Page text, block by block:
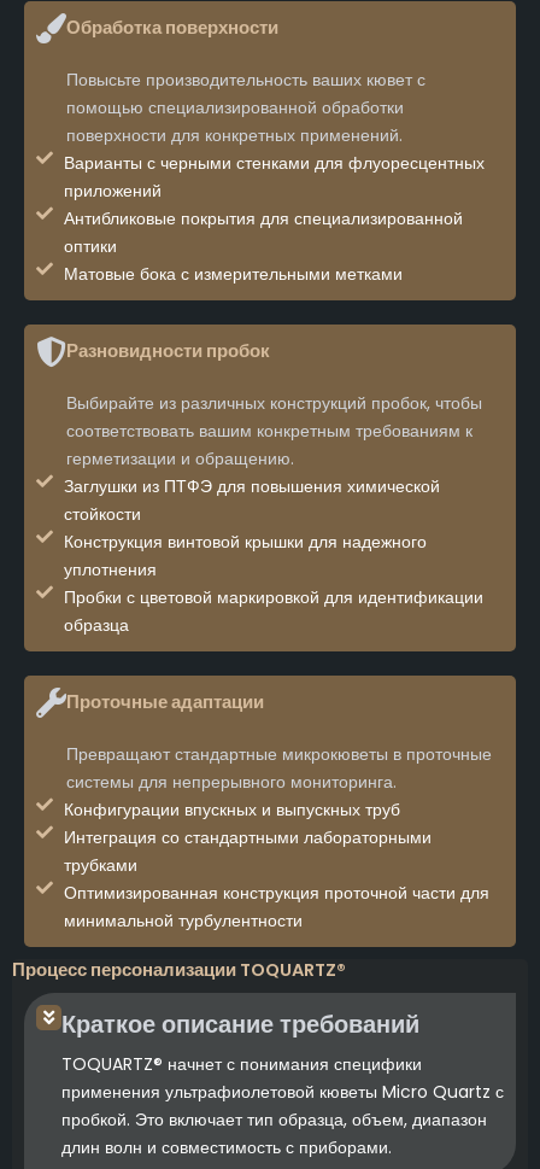
Обработка поверхности
Повысьте производительность ваших кювет с
помощью специализированной обработки
поверхности для конкретных применений.
Варианты с черными стенками для флуоресцентных
приложений
Антибликовые покрытия для специализированной
оптики
Матовые бока с измерительными метками
Разновидности пробок
Выбирайте из различных конструкций пробок, чтобы
соответствовать вашим конкретным требованиям к
герметизации и обращению.
Заглушки из ПТФЭ для повышения химической
стойкости
Конструкция винтовой крышки для надежного
уплотнения
Пробки с цветовой маркировкой для идентификации
образца
Проточные адаптации
Превращают стандартные микрокюветы в проточные
системы для непрерывного мониторинга.
Конфигурации впускных и выпускных труб
Интеграция со стандартными лабораторными
трубками
Оптимизированная конструкция проточной части для
минимальной турбулентности
Процесс персонализации TOQUARTZ®
Краткое описание требований
TOQUARTZ® начнет с понимания специфики
применения ультрафиолетовой кюветы Micro Quartz с
пробкой. Это включает тип образца, объем, диапазон
длин волн и совместимость с приборами.